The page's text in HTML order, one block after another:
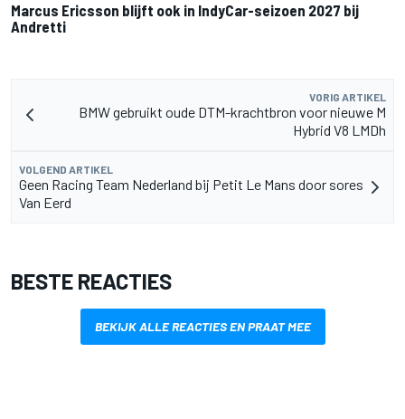
Marcus Ericsson blijft ook in IndyCar-seizoen 2027 bij
Andretti
VORIG ARTIKEL
BMW gebruikt oude DTM-krachtbron voor nieuwe M
Hybrid V8 LMDh
VOLGEND ARTIKEL
Geen Racing Team Nederland bij Petit Le Mans door sores
Van Eerd
BESTE REACTIES
BEKIJK ALLE REACTIES EN PRAAT MEE